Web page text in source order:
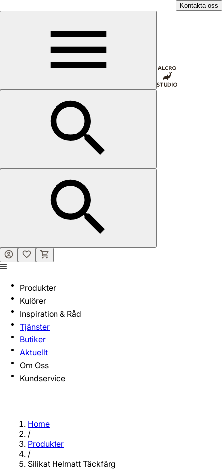
Kontakta oss
Produkter
Kulörer
Inspiration & Råd
Tjänster
Butiker
Aktuellt
Om Oss
Kundservice
Home
/
Produkter
/
Silikat Helmatt Täckfärg